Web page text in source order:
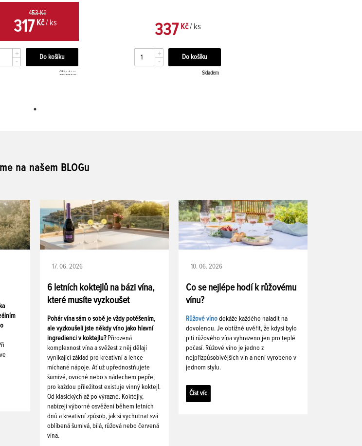
453 Kč
317Kč/ ks
+
-
Skladem
337Kč/ ks
+
-
Skladem
na našem BLOGu
17. 06. 2026
6 letních koktejlů na bázi vína,
které musíte vyzkoušet
Pohár vína sám o sobě je vždy potěšením,
ale vyzkoušeli jste někdy víno jako hlavní
ingredienci v koktejlu? Přirozená
komplexnost vína a svěžest z něj dělají
vynikající základ pro kreativní a lehce
míchané nápoje. Ať už upřednostňujete
šumivé, ovocné nebo s nádechem pepře,
pro každou příležitost existuje vinný koktejl.
Od klasických až po výrazné. Koktejly,
nabízejí výborné osvěžení během letních
dnů a kreativní způsob, jak si vychutnat svá
oblíbená šumivá, bílá, růžová nebo červená
vína.
10. 06. 2026
Co se nejlépe hodí k růžovému
vínu?
Růžové víno dokáže každého naladit na
dovolenou. Je obtížné uvěřit, že kdysi bylo
pití růžového vína vyhrazeno jen pro teplé
počasí. Růžové víno je jedno z
nejpřizpůsobivějších vín a není vyrobeno v
jednom stylu.
Číst víc